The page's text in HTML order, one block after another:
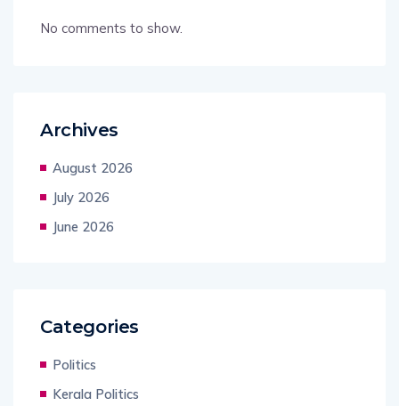
No comments to show.
Archives
August 2026
July 2026
June 2026
Categories
Politics
Kerala Politics